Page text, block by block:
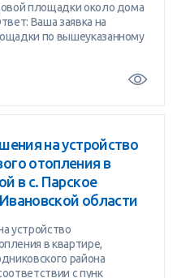
площадки около дома
Ваша заявка на
по вышеуказанному
на устройство
отопления в
в с. Парское
области
устройство
в квартире,
района
с пунк